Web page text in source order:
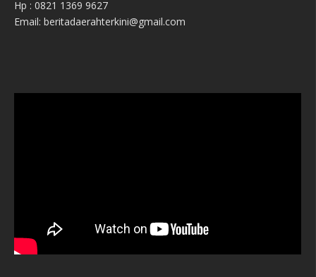
Hp : 0821 1369 9627
Email: beritadaerahterkini@gmail.com